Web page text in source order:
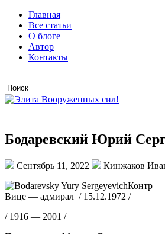
Главная
Все статьи
О блоге
Автор
Контакты
Бодаревский Юрий
Сентябрь 11, 2022
Кинжаков
Контр —
Вице — адмирал / 15.12.1972 /
/ 1916 — 2001 /